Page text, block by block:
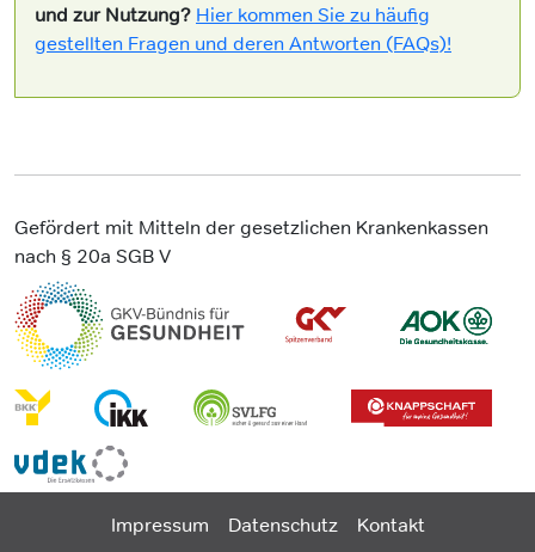
und zur Nutzung? Hier kommen Sie zu häufig
gestellten Fragen und deren Antworten (FAQs)!
Gefördert mit Mitteln der gesetzlichen Krankenkassen
nach § 20a SGB V
Impressum Datenschutz Kontakt